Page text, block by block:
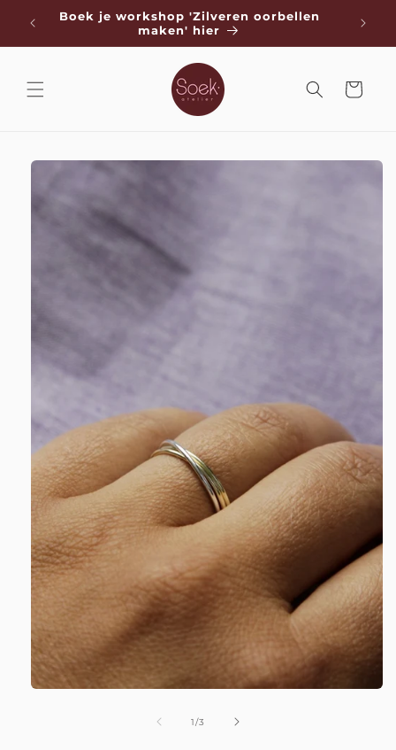
zum
Boek je workshop 'Zilveren oorbellen
maken' hier
Warenkorb
1/von
3